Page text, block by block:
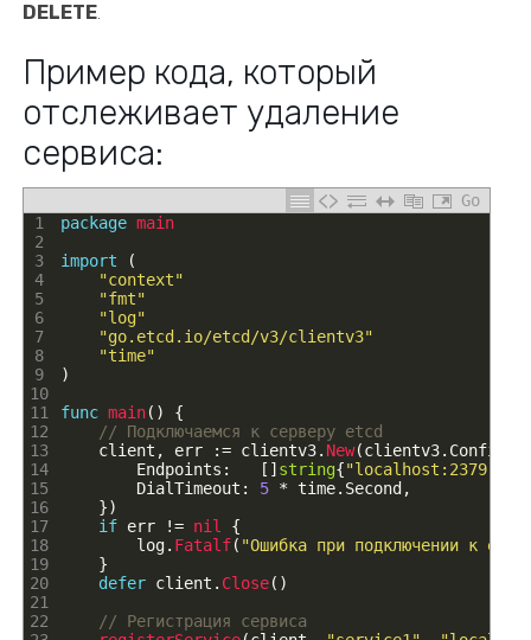
DELETE.
Пример кода, который
отслеживает удаление
сервиса:
Go
1
2
3
4
5
6
7
8
9
10
11
12
13
14
15
16
17
18
19
20
21
22
package main
import
(
"context"
"fmt"
"log"
"go.etcd.io/etcd/v3/clientv3"
"time"
)
func main( )
{
// Подключаемся к серверу etcd
client , err := clientv3. New(clientv3. Config
Endpoints : [ ] string{"localhost:2379"
DialTimeout : 5 * time. Second ,
})
if err != nil
{
log. Fatalf( "Ошибка при подключении к
}
defer client . Close( )
// Регистрация сервиса